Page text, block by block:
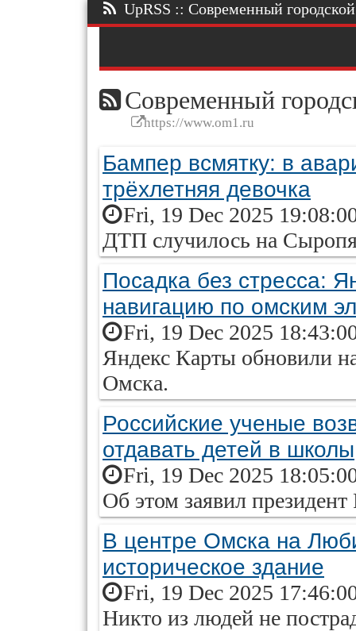
UpRSS :: Современный
Современный
https://www.om1.ru
Бампер всмятку: в
трёхлетняя девочка
Fri, 19 Dec 2025
ДТП случилось на
Посадка без стресса:
навигацию по омским
Fri, 19 Dec 2025
Яндекс Карты обновили
Омска.
Российские ученые
отдавать детей в школы
Fri, 19 Dec 2025
Об этом заявил президент
В центре Омска на
историческое здание
Fri, 19 Dec 2025
Никто из людей не